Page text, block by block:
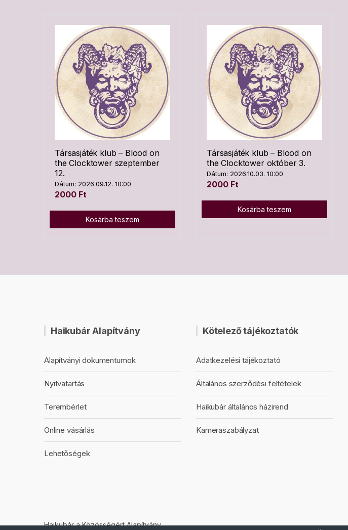
Társasjáték klub – Blood on
the Clocktower szeptember
12.
Dátum: 2026.09.12. 10:00
2000 Ft
Kosárba teszem
Társasjáték klub – Blood on
the Clocktower október 3.
Dátum: 2026.10.03. 10:00
2000 Ft
Kosárba teszem
Haikubár Alapítvány
Alapítványi dokumentumok
Nyitvatartás
Terembérlet
Online vásárlás
Lehetőségek
Kötelező tájékoztatók
Adatkezelési tájékoztató
Általános szerződési feltételek
Haikubár általános házirend
Kameraszabályzat
Haikubár a Közösségért Alapítvány